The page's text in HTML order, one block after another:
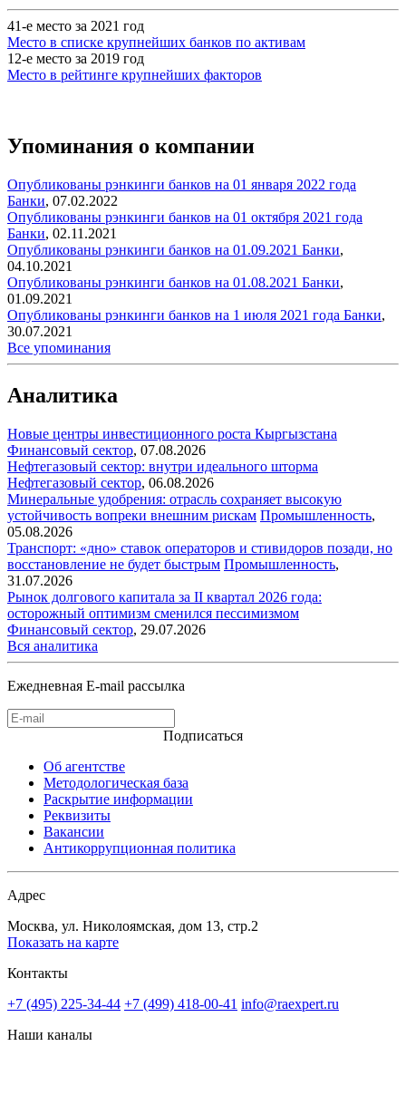
41-е место за 2021 год
Место в списке крупнейших банков по активам
12-е место за 2019 год
Место в рейтинге крупнейших факторов
Упоминания о компании
Опубликованы рэнкинги банков на 01 января 2022 года
Банки, 07.02.2022
Опубликованы рэнкинги банков на 01 октября 2021 года
Банки, 02.11.2021
Опубликованы рэнкинги банков на 01.09.2021 Банки,
04.10.2021
Опубликованы рэнкинги банков на 01.08.2021 Банки,
01.09.2021
Опубликованы рэнкинги банков на 1 июля 2021 года Банки,
30.07.2021
Все упоминания
Аналитика
Новые центры инвестиционного роста Кыргызстана
Финансовый сектор, 07.08.2026
Нефтегазовый сектор: внутри идеального шторма
Нефтегазовый сектор, 06.08.2026
Минеральные удобрения: отрасль сохраняет высокую
устойчивость вопреки внешним рискам Промышленность,
05.08.2026
Транспорт: «дно» ставок операторов и стивидоров позади, но
восстановление не будет быстрым Промышленность,
31.07.2026
Рынок долгового капитала за II квартал 2026 года:
осторожный оптимизм сменился пессимизмом
Финансовый сектор, 29.07.2026
Вся аналитика
Ежедневная E-mail рассылка
Подписаться
Об агентстве
Методологическая база
Раскрытие информации
Реквизиты
Вакансии
Антикоррупционная политика
Адрес
Москва, ул. Николоямская, дом 13, стр.2
Показать на карте
Контакты
+7 (495) 225-34-44 +7 (499) 418-00-41 info@raexpert.ru
Наши каналы